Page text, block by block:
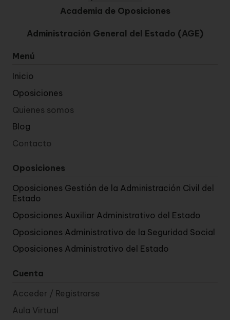
Academia de Oposiciones
Administración General del Estado (AGE)
Menú
Inicio
Oposiciones
Quienes somos
Blog
Contacto
Oposiciones
Oposiciones Gestión de la Administración Civil del
Estado
Oposiciones Auxiliar Administrativo del Estado
Oposiciones Administrativo de la Seguridad Social
Oposiciones Administrativo del Estado
Cuenta
Acceder / Registrarse
Aula Virtual